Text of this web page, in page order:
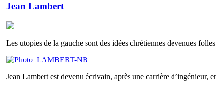
Jean Lambert
Les utopies de la gauche sont des idées chrétiennes devenues folles.
Jean Lambert est devenu écrivain, après une carrière